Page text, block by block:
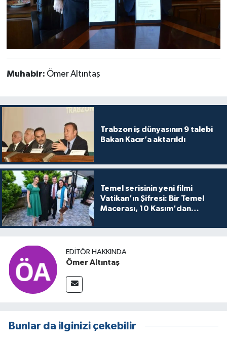
Muhabir: Ömer Altıntaş
Trabzon iş dünyasının 9 talebi
Bakan Kacır’a aktarıldı
Temel serisinin yeni filmi
Vatikan'ın Şifresi: Bir Temel
Macerası, 10 Kasım'dan
buluşuyo
EDITÖR HAKKINDA
Ömer Altıntaş
Bunlar da ilginizi çekebilir